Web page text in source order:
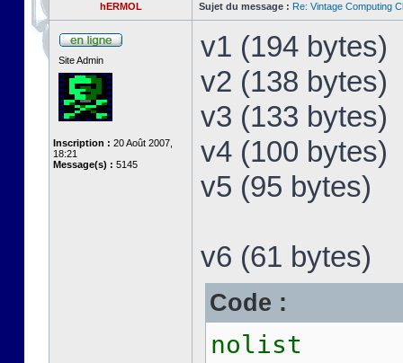
hERMOL Sujet du message : Re: Vintage Computing
Site Admin
Inscription : 20 Août 2007,
18:21
Message(s) : 5145
v1 (194 bytes)
v2 (138 bytes)
v3 (133 bytes)
v4 (100 bytes)
v5 (95 bytes)
v6 (61 bytes)
Code :
nolist